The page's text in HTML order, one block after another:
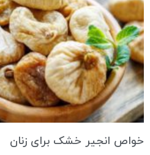
خواص انجیر خشک برای زنان